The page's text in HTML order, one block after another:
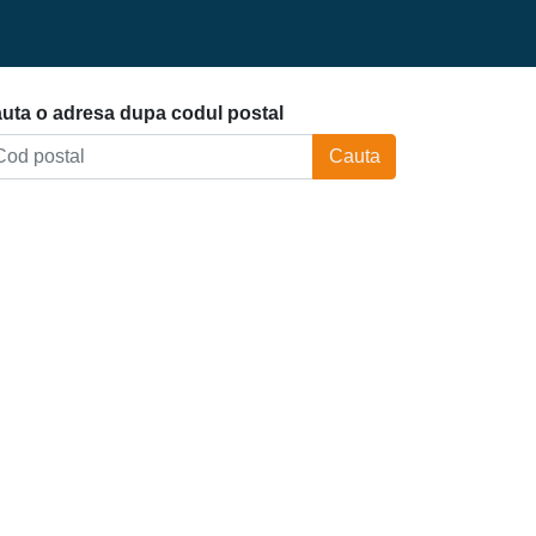
o adresa dupa codul postal
Cauta